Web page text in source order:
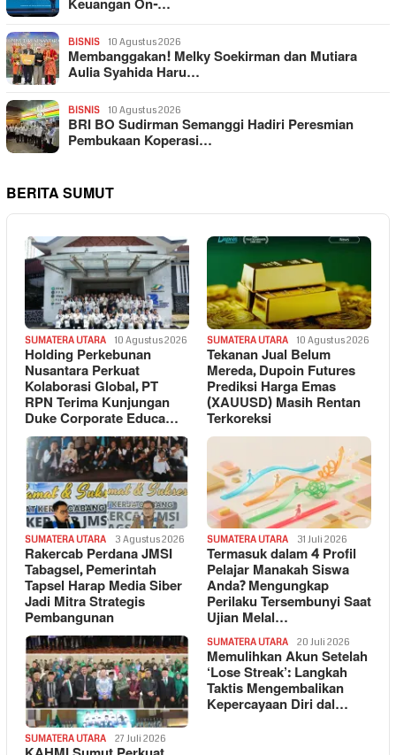
Keuangan On-…
BISNIS 10 Agustus 2026
Membanggakan! Melky Soekirman dan Mutiara
Aulia Syahida Haru…
BISNIS 10 Agustus 2026
BRI BO Sudirman Semanggi Hadiri Peresmian
Pembukaan Koperasi…
BERITA SUMUT
SUMATERA UTARA 10 Agustus 2026
Holding Perkebunan
Nusantara Perkuat
Kolaborasi Global, PT
RPN Terima Kunjungan
Duke Corporate Educa…
SUMATERA UTARA 10 Agustus 2026
Tekanan Jual Belum
Mereda, Dupoin Futures
Prediksi Harga Emas
(XAUUSD) Masih Rentan
Terkoreksi
SUMATERA UTARA 3 Agustus 2026
Rakercab Perdana JMSI
Tabagsel, Pemerintah
Tapsel Harap Media Siber
Jadi Mitra Strategis
Pembangunan
SUMATERA UTARA 31 Juli 2026
Termasuk dalam 4 Profil
Pelajar Manakah Siswa
Anda? Mengungkap
Perilaku Tersembunyi Saat
Ujian Melal…
SUMATERA UTARA 27 Juli 2026
SUMATERA UTARA 20 Juli 2026
Memulihkan Akun Setelah
‘Lose Streak’: Langkah
Taktis Mengembalikan
Kepercayaan Diri dal…